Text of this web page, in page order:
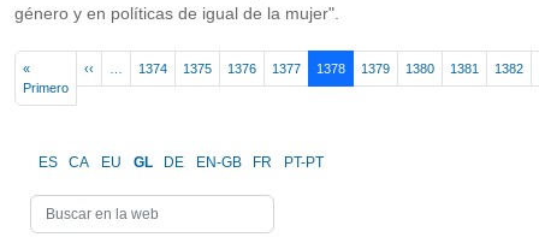
género y en políticas de igual de la mujer".
«
PrimeroFirst page
‹‹ Previous page
1374 1375 1376 1377 1378 1379 1380 1381 1382
ES CA EU GL DE EN-GB FR PT-PT